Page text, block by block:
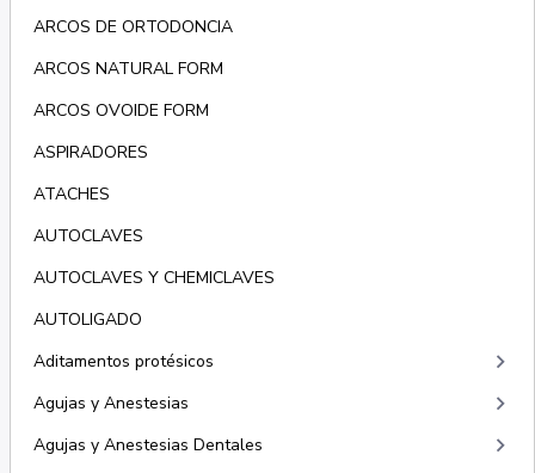
ARCOS DE ORTODONCIA
ARCOS NATURAL FORM
ARCOS OVOIDE FORM
ASPIRADORES
ATACHES
AUTOCLAVES
AUTOCLAVES Y CHEMICLAVES
AUTOLIGADO
Aditamentos protésicos
keyboard_arrow_right
Agujas y Anestesias keyboard_arrow_right
Agujas y Anestesias Dentales keyboard_arrow_right